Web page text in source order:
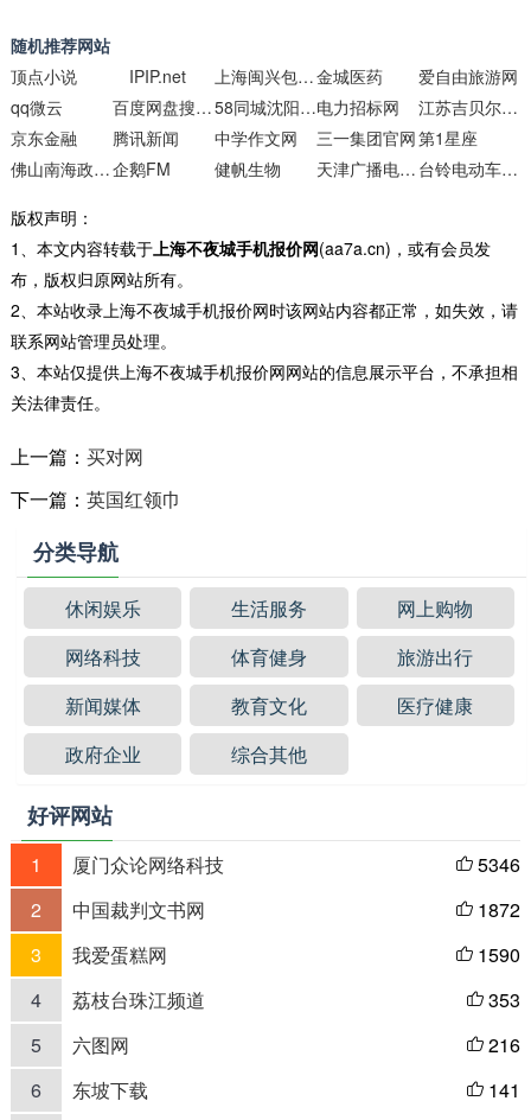
随机推荐网站
顶点小说
IPIP.net 上海闽兴包装材料金城医药
爱自由旅游网
qq微云
百度网盘搜索引擎 58同城沈阳分类信息网电力招标网
江苏吉贝尔药业
京东金融
腾讯新闻 中学作文网 三一集团官网第1星座
佛山南海政府网企鹅FM 健帆生物 天津广播电视台 台铃电动车官网
版权声明：
1、本文内容转载于上海不夜城手机报价网(aa7a.cn)，或有会员发
布，版权归原网站所有。
2、本站收录上海不夜城手机报价网时该网站内容都正常，如失效，请
联系网站管理员处理。
3、本站仅提供上海不夜城手机报价网网站的信息展示平台，不承担相
关法律责任。
上一篇： 买对网
下一篇： 英国红领巾
分类导航
休闲娱乐 生活服务
网上购物
网络科技
体育健身
旅游出行
新闻媒体
教育文化
医疗健康
政府企业
综合其他
好评网站
1 厦门众论网络科技  5346
2
中国裁判文书网  1872
3
我爱蛋糕网  1590
4
荔枝台珠江频道  353
5
六图网  216
6
东坡下载  141